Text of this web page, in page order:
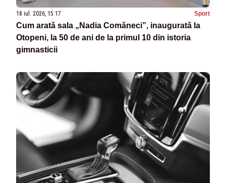
18 iul. 2026, 15:17 Sport
Cum arată sala „Nadia Comăneci”, inaugurată la
Otopeni, la 50 de ani de la primul 10 din istoria
gimnasticii